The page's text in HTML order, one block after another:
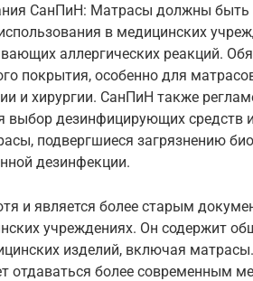
СанПиН: Матрасы должны быть
в медицинских
аллергических реакций.
покрытия, особенно для
и хирургии. СанПиН также
выбор дезинфицирующих средств
подвергшиеся загрязнению
дезинфекции.
и является более старым
учреждениях. Он содержит
изделий, включая
отдаваться более современным